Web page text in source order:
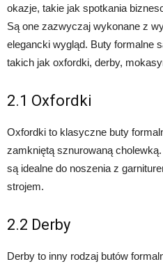
okazje, takie jak spotkania
Są one zazwyczaj wykonane z
elegancki wygląd. Buty formalne
takich jak oxfordki, derby,
2.1 Oxfordki
Oxfordki to klasyczne buty
zamkniętą sznurowaną
są idealne do noszenia z
strojem.
2.2 Derby
Derby to inny rodzaj butów